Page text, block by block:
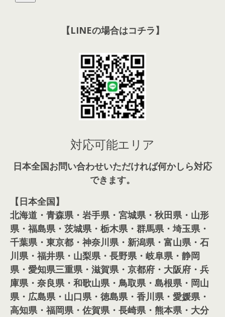
【LINEの場合はコチラ】
対応可能エリア
日本全国お問い合わせいただければ何かしら対応
できます。
【日本全国】
北海道・青森県・岩手県・宮城県・秋田県・山形
県・福島県・茨城県・栃木県・群馬県・埼玉県・
千葉県・東京都・神奈川県・新潟県・富山県・石
川県・福井県・山梨県・長野県・岐阜県・静岡
県・愛知県三重県・滋賀県・京都府・大阪府・兵
庫県・奈良県・和歌山県・鳥取県・島根県・岡山
県・広島県・山口県・徳島県・香川県・愛媛県・
高知県・福岡県・佐賀県・長崎県・熊本県・大分